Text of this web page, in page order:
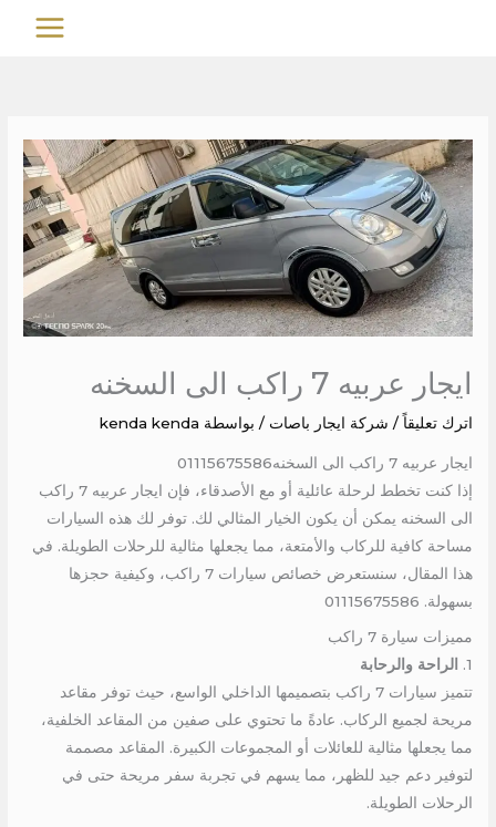
MAIN
ايجار عربيه 7 راكب الى السخنه
اترك تعليقاً / شركة ايجار باصات / بواسطة kenda kenda
ايجار عربيه 7 راكب الى السخنه01115675586
إذا كنت تخطط لرحلة عائلية أو مع الأصدقاء، فإن ايجار عربيه 7 راكب
الى السخنه يمكن أن يكون الخيار المثالي لك. توفر لك هذه السيارات
مساحة كافية للركاب والأمتعة، مما يجعلها مثالية للرحلات الطويلة. في
هذا المقال، سنستعرض خصائص سيارات 7 راكب، وكيفية حجزها
بسهولة. 01115675586
مميزات سيارة 7 راكب
1.
الراحة والرحابة
تتميز سيارات 7 راكب بتصميمها الداخلي الواسع، حيث توفر مقاعد
مريحة لجميع الركاب. عادةً ما تحتوي على صفين من المقاعد الخلفية،
مما يجعلها مثالية للعائلات أو المجموعات الكبيرة. المقاعد مصممة
لتوفير دعم جيد للظهر، مما يسهم في تجربة سفر مريحة حتى في
الرحلات الطويلة.